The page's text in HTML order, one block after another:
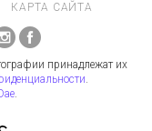
КАРТА САЙТА
принадлежат их
.
.